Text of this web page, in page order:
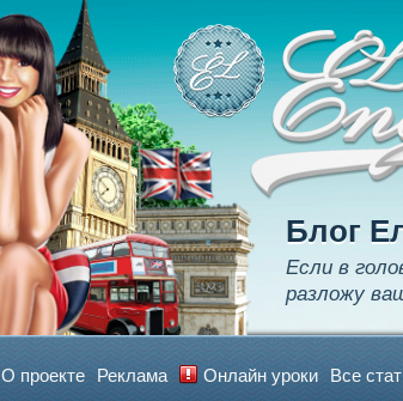
Блог
Если в
разложу
О проекте Реклама Онлайн уроки Все